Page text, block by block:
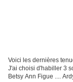
Voici les dernières
J'ai choisi d'habiller 3
Betsy Ann Figue ....